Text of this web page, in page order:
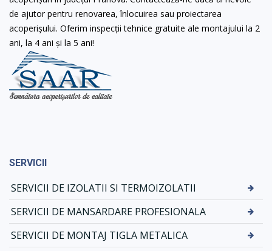
de ajutor pentru renovarea, înlocuirea sau proiectarea
acoperișului. Oferim inspecții tehnice gratuite ale montajului la 2
ani, la 4 ani și la 5 ani!
SERVICII
SERVICII DE IZOLATII SI TERMOIZOLATII
SERVICII DE MANSARDARE PROFESIONALA
SERVICII DE MONTAJ TIGLA METALICA